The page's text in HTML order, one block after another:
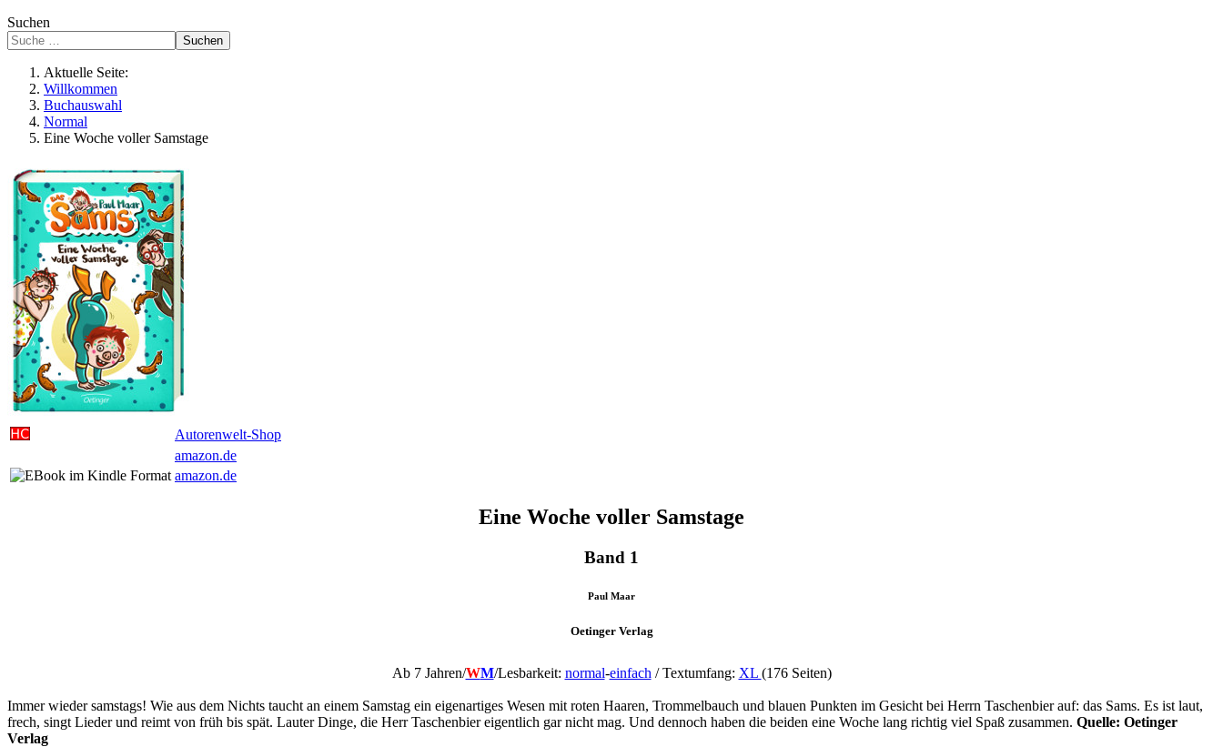
Suchen
Suchen
Aktuelle Seite:
Willkommen
Buchauswahl
Normal
Eine Woche voller Samstage
Autorenwelt-Shop
amazon.de
amazon.de
Eine Woche voller Samstage
Band 1
Paul Maar
Oetinger Verlag
Ab 7 Jahren/WM/Lesbarkeit: normal-einfach / Textumfang: XL (176 Seiten)
Immer wieder samstags! Wie aus dem Nichts taucht an einem Samstag ein eigenartiges Wesen mit roten Haaren, Trommelbauch und blauen Punkten im Gesicht bei Herrn Taschenbier auf: das Sams. Es ist laut,
frech, singt Lieder und reimt von früh bis spät. Lauter Dinge, die Herr Taschenbier eigentlich gar nicht mag. Und dennoch haben die beiden eine Woche lang richtig viel Spaß zusammen. Quelle: Oetinger
Verlag